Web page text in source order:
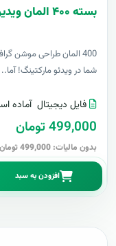
بسته ۴۰۰ المان ویدیویی شاپیکس موشن گرافیک
400 المان طراحی موشن
شما در ویدئو مارکتینگ! آما..
فایل دیجیتال آماده
499,000 تومان
بدون مالیات: 499,000 تومان
افزودن به سبد